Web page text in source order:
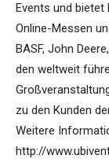
Events und bietet
Online-Messen
BASF, John
den weltweit
zu den Kunden
Weitere
http://